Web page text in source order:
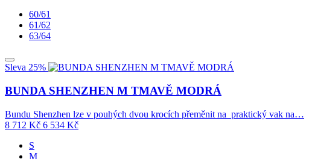
60/61
61/62
63/64
Sleva 25%
BUNDA SHENZHEN M TMAVĚ MODRÁ
Bundu Shenzhen lze v pouhých dvou krocích přeměnit na praktický vak na…
8 712 Kč 6 534 Kč
S
M